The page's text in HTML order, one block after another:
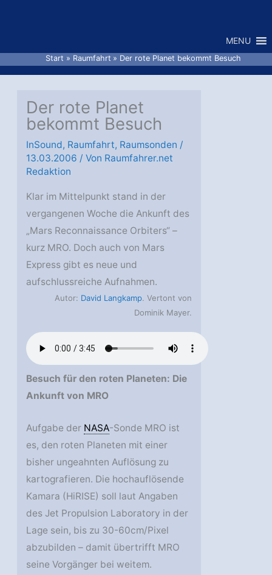
MENU
Start Raumfahrt Der rote Planet bekommt Besuch
Der rote Planet
bekommt Besuch
InSound, Raumfahrt, Raumsonden /
13.03.2006 / Von Raumfahrer.net
Redaktion
Klar im Mittelpunkt stand in der
vergangenen Woche die Ankunft des
„Mars Reconnaissance Orbiters“ –
kurz MRO. Doch auch von Mars
Express gibt es neue und
aufschlussreiche Aufnahmen.
Autor: David Langkamp. Vertont von
Dominik Mayer.
Besuch für den roten Planeten: Die
Ankunft von MRO
Aufgabe der NASA-Sonde MRO ist
es, den roten Planeten mit einer
bisher ungeahnten Auflösung zu
kartografieren. Die hochauflösende
Kamara (HiRISE) soll laut Angaben
des Jet Propulsion Laboratory in der
Lage sein, bis zu 30-60cm/Pixel
abzubilden – damit übertrifft MRO
seine Vorgänger bei weitem.